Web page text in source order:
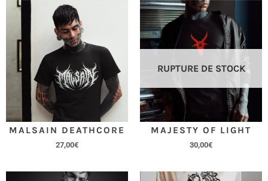
MALSAIN DEATHCORE
27,00€
RUPTURE DE STOCK
MAJESTY OF LIGHT
30,00€